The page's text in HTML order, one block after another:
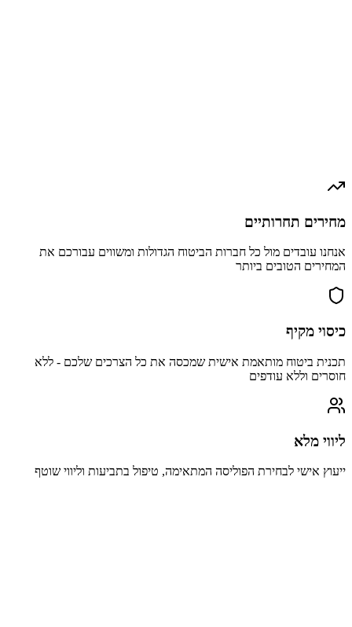
מחירים תחרותיים
אנחנו עובדים מול כל חברות הביטוח הגדולות ומשווים עבורכם את
המחירים הטובים ביותר
כיסוי מקיף
תכנית ביטוח מותאמת אישית שמכסה את כל הצרכים שלכם - ללא
חוסרים וללא עודפים
ליווי מלא
ייעוץ אישי לבחירת הפוליסה המתאימה, טיפול בתביעות וליווי שוטף